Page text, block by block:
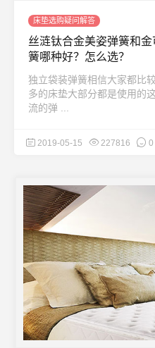
床垫选购疑问解答
丝涟钛合金美姿弹簧和
簧哪种好？怎么选？
独立袋装弹簧相信大家都比
多的床垫大部分都是使用的
流的弹 ...
2019-05-15 227816 0